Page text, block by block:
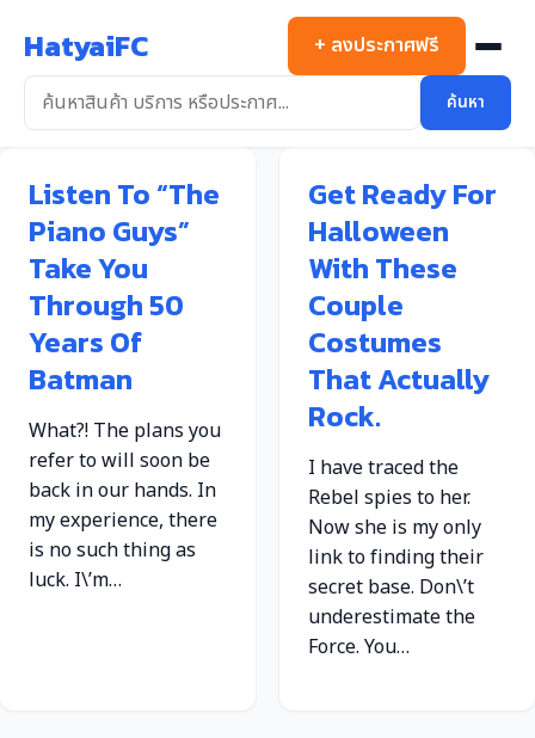
เนื้อหา
HatyaiFC
ค้นหา
+ ลงประกาศฟรี
Listen To “The
Piano Guys”
Take You
Through 50
Years Of
Batman
What?! The plans you
refer to will soon be
back in our hands. In
my experience, there
is no such thing as
luck. I\’m…
Get Ready For
Halloween
With These
Couple
Costumes
That Actually
Rock.
I have traced the
Rebel spies to her.
Now she is my only
link to finding their
secret base. Don\’t
underestimate the
Force. You…